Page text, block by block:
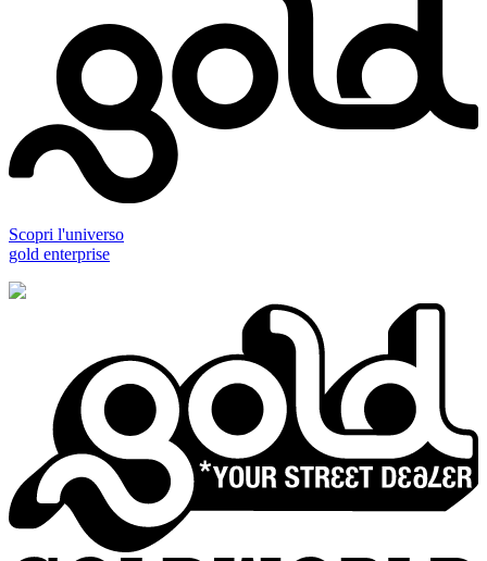
Scopri l'universo
gold enterprise